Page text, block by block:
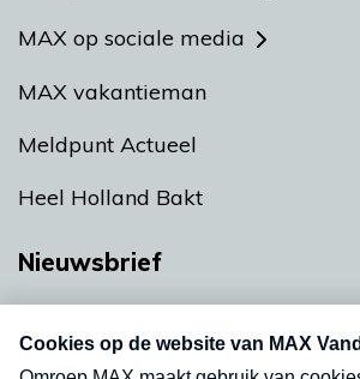
MAX op sociale media
MAX vakantieman
Meldpunt Actueel
Heel Holland Bakt
Nieuwsbrief
nieuwsbrief. Elke vrijdag- en
uw mailbox.